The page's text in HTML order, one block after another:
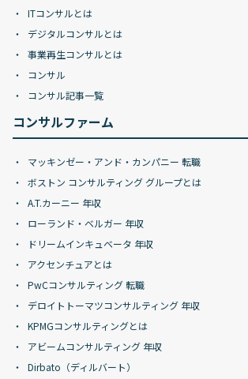
ITコンサルとは
デジタルコンサルとは
事業再生コンサルとは
コンサル
コンサル記事一覧
コンサルファーム
マッキンゼー・アンド・カンパニー 転職
ボストン コンサルティング グループとは
A.T.カーニー 年収
ローランド・ベルガー 年収
ドリームインキュベータ 年収
アクセンチュアとは
PwCコンサルティング 転職
デロイトトーマツコンサルティング 年収
KPMGコンサルティングとは
アビームコンサルティング 年収
Dirbato（ディルバート）